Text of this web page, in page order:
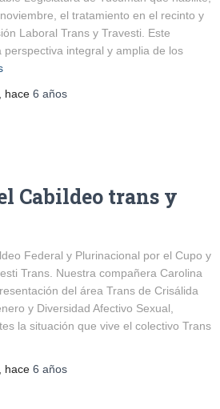
el tratamiento en el recinto y
Laboral Trans y Travesti. Este
integral y amplia de los
, hace 6 años
Cabildeo trans y
Federal y Plurinacional por el Cupo y
Trans. Nuestra compañera Carolina
del área Trans de Crisálida
y Diversidad Afectivo Sexual,
la situación que vive el colectivo Trans
, hace 6 años